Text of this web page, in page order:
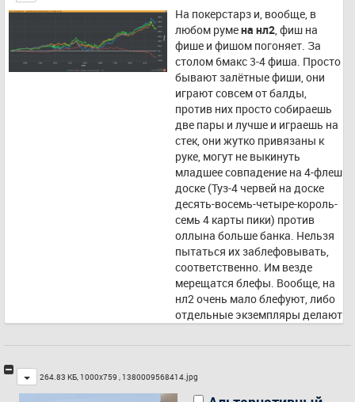
На покерстарз и, вообще, в
любом руме на нл2, фиш на
фише и фишом погоняет. За
столом 6макс 3-4 фиша. Просто
бывают залётные фиши, они
играют совсем от балды,
против них просто собираешь
две пары и лучше и играешь на
стек, они жутко привязаны к
руке, могут не выкинуть
младшее совпадение на 4-флеш
доске (Туз-4 червей на доске
десять-восемь-четыре-король-
семь 4 карты пики) против
оллына больше банка. Нельзя
пытаться их заблефовывать,
соответственно. Им везде
мерещатся блефы. Вообще, на
нл2 очень мало блефуют, либо
отдельные экземпляры делают
становится очевидным. Против
есть слева. Опять же
собираешь сильную руку и
Toggle
264.83 КБ, 1000x759 , 1380009568414.jpg